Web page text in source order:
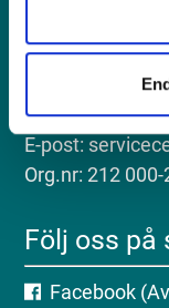
Postadress:
Besöksadress:
Telefon: 0226-
E-post:
Org.nr: 212
Följ oss på
Facebook